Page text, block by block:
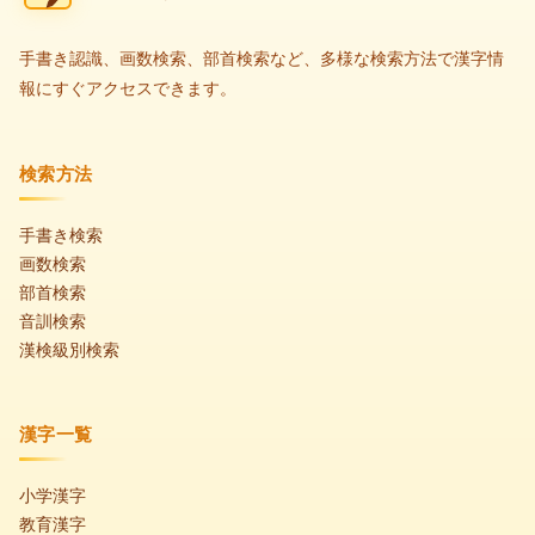
手書き認識、画数検索、部首検索など、多様な検索方法で漢字情
報にすぐアクセスできます。
検索方法
手書き検索
画数検索
部首検索
音訓検索
漢検級別検索
漢字一覧
小学漢字
教育漢字